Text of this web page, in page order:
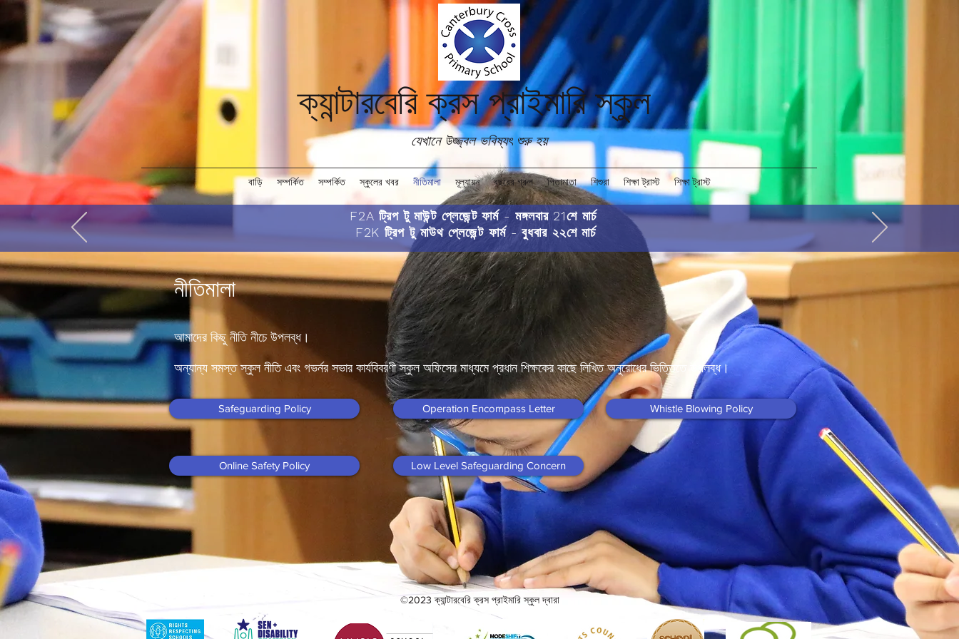
ক্যান্টারবেরি ক্রস প্রাইমারি স্কুল
যেখানে উজ্জ্বল ভবিষ্যৎ শুরু হয়
বাড়ি সম্পর্কিত সম্পর্কিত স্কুলের খবর নীতিমালা মূল্যায়ন বছরের গ্রুপ পিতামাতা শিশুরা শিক্ষা ট্রাস্ট শিক্ষা ট্রাস্ট
নীতিমালা
আমাদের কিছু নীতি নীচে উপলব্ধ।
অন্যান্য সমস্ত স্কুল নীতি এবং গভর্নর সভার কার্যবিবরণী স্কুল অফিসের মাধ্যমে প্রধান শিক্ষকের কাছে লিখিত অনুরোধের ভিত্তিতে উপলব্ধ।
Safeguarding Policy Operation Encompass Letter Whistle Blowing Policy
Online Safety Policy Low Level Safeguarding Concern
F2A ট্রিপ টু মাউন্ট প্লেজেন্ট ফার্ম - মঙ্গলবার 21শে মার্চ
F2K ট্রিপ টু মাউথ প্লেজেন্ট ফার্ম - বুধবার ২২শে মার্চ
©2023 ক্যান্টারবেরি ক্রস প্রাইমারি স্কুল দ্বারা